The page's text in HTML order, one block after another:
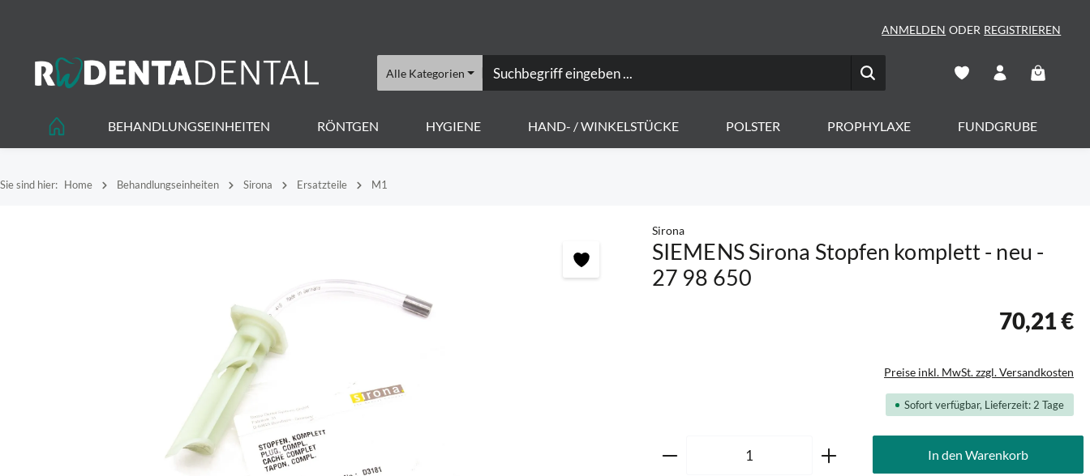
ANMELDEN ODER REGISTRIEREN
Alle Kategorien
BEHANDLUNGSEINHEITEN RÖNTGEN HYGIENE HAND- / WINKELSTÜCKE POLSTER PROPHYLAXE FUNDGRUBE
Sie sind hier: Home Behandlungseinheiten Sirona Ersatzteile M1
Sirona
SIEMENS Sirona Stopfen komplett - neu -
27 98 650
70,21 €
Preise inkl. MwSt. zzgl. Versandkosten
Sofort verfügbar, Lieferzeit: 2 Tage
Produkt Anzahl: Gib den gewünschten Wert ein
In den Warenkorb